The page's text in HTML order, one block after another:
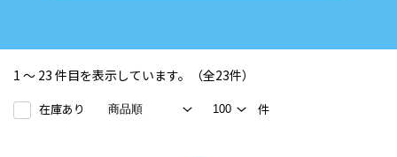
1 ～ 23 件目を表示しています。（全23件）
在庫あり 件